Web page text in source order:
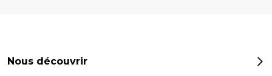
meilleurs équipements sur des critères de
Nous découvrir